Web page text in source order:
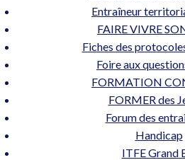
Entraîneur
FAIRE VIVRE
Fiches des
Foire aux
FORMATION
FORMER des
Forum des
Handicap
ITFE Grand